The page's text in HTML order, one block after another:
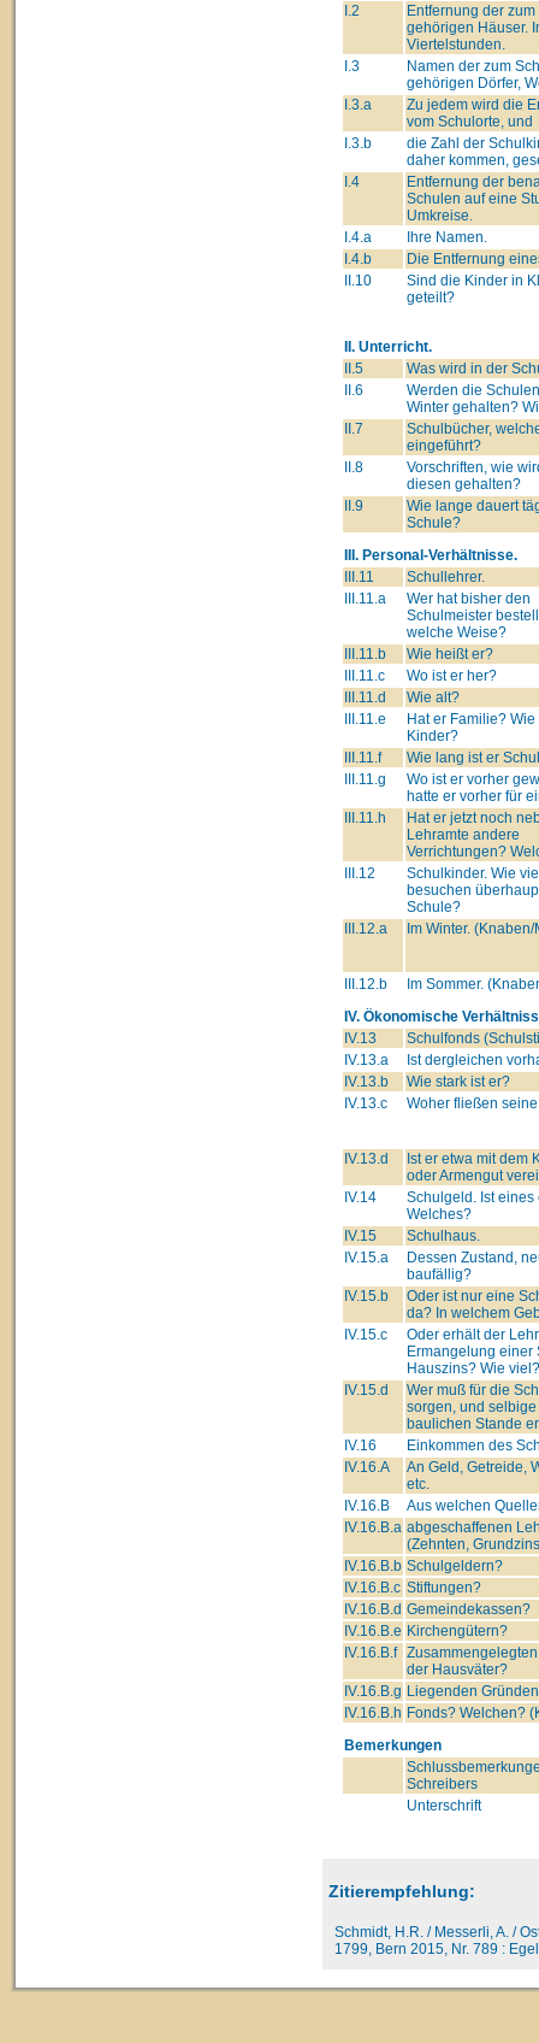
I.2
Entfernung der
gehörigen Häuser.
Viertelstunden.
I.3
Namen der zum
gehörigen Dörfer,
I.3.a
Zu jedem wird die
vom Schulorte, und
I.3.b
die Zahl der
daher kommen,
I.4
Entfernung der
Schulen auf eine
Umkreise.
I.4.a
Ihre Namen.
I.4.b
Die Entfernung
II.10
Sind die Kinder in
geteilt?
II. Unterricht.
II.5
Was wird in der
II.6
Werden die
Winter gehalten?
II.7
Schulbücher,
eingeführt?
II.8
Vorschriften, wie
diesen gehalten?
II.9
Wie lange dauert
Schule?
III. Personal-Verhältnisse.
III.11
Schullehrer.
III.11.a
Wer hat bisher den
Schulmeister
welche Weise?
III.11.b
Wie heißt er?
III.11.c
Wo ist er her?
III.11.d
Wie alt?
III.11.e
Hat er Familie?
Kinder?
III.11.f
Wie lang ist er
III.11.g
Wo ist er vorher
hatte er vorher für
III.11.h
Hat er jetzt noch
Lehramte andere
Verrichtungen?
III.12
Schulkinder. Wie
besuchen
Schule?
III.12.a
Im Winter.
III.12.b
Im Sommer.
IV. Ökonomische
IV.13
Schulfonds
IV.13.a
Ist dergleichen
IV.13.b
Wie stark ist er?
IV.13.c
Woher fließen
IV.13.d
Ist er etwa mit dem
oder Armengut
IV.14
Schulgeld. Ist eines
Welches?
IV.15
Schulhaus.
IV.15.a
Dessen Zustand,
baufällig?
IV.15.b
Oder ist nur eine
da? In welchem
IV.15.c
Oder erhält der
Ermangelung einer
Hauszins? Wie viel?
IV.15.d
Wer muß für die
sorgen, und selbige
baulichen Stande
IV.16
Einkommen des
IV.16.A
An Geld, Getreide,
etc.
IV.16.B
Aus welchen
IV.16.B.a abgeschaffenen
(Zehnten,
IV.16.B.b Schulgeldern?
IV.16.B.c Stiftungen?
IV.16.B.d Gemeindekassen?
IV.16.B.e Kirchengütern?
IV.16.B.f
der Hausväter?
IV.16.B.g Liegenden
IV.16.B.h Fonds? Welchen?
Bemerkungen
Schreibers
Unterschrift
Zitierempfehlung:
Schmidt, H.R. / Messerli, A. /
1799, Bern 2015, Nr. 789 :